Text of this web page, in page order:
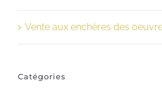
Vente aux enchères des
Catégories